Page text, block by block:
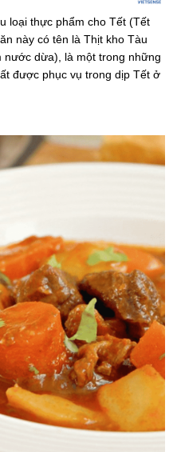
loại thực phẩm cho Tết (Tết
này có tên là Thịt kho Tàu
dừa), là một trong những
được phục vụ trong dịp Tết ở